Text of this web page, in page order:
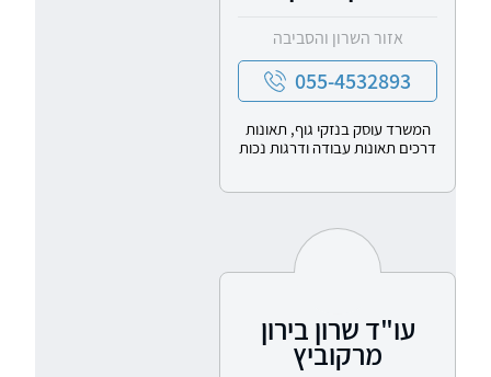
אזור השרון והסביבה
055-4532893
המשרד עוסק בנזקי גוף, תאונות
דרכים תאונות עבודה ודרגות נכות
עו"ד שרון בירון
מרקוביץ